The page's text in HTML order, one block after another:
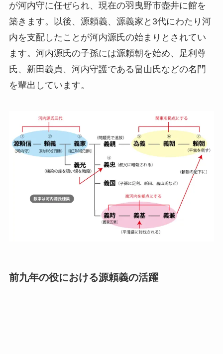
が河内守に任ぜられ、現在の羽曳野市壺井に館を
築きます。以後、源頼義、源義家と3代にわたり河
内を支配したことが河内源氏の始まりとされてい
ます。河内源氏の子孫には源頼朝を始め、足利尊
氏、新田義貞、河内守護である畠山氏などの名門
を輩出しています。
前九年の役における源頼義の活躍